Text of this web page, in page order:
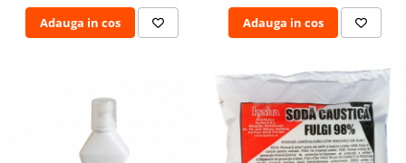
Adauga in cos Adauga in cos